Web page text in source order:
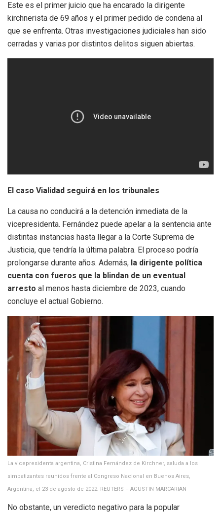
Este es el primer juicio que ha encarado la dirigente
kirchnerista de 69 años y el primer pedido de condena al
que se enfrenta. Otras investigaciones judiciales han sido
cerradas y varias por distintos delitos siguen abiertas.
El caso Vialidad seguirá en los tribunales
La causa no conducirá a la detención inmediata de la
vicepresidenta. Fernández puede apelar a la sentencia ante
distintas instancias hasta llegar a la Corte Suprema de
Justicia, que tendría la última palabra. El proceso podría
prolongarse durante años. Además, la dirigente política
cuenta con fueros que la blindan de un eventual
arresto al menos hasta diciembre de 2023, cuando
concluye el actual Gobierno.
La vicepresidenta argentina, Cristina Fernández de Kirchner, saluda a los
simpatizantes reunidos frente al Congreso Nacional en Buenos Aires,
Argentina, el 23 de agosto de 2022. REUTERS – AGUSTIN MARCARIAN
No obstante, un veredicto negativo para la popular